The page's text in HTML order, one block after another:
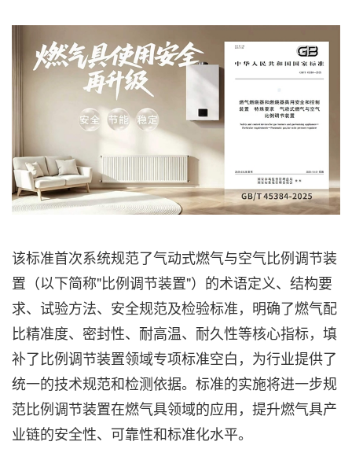
该标准首次系统规范了气动式燃气与空气比例调节装
置（以下简称"比例调节装置"）的术语定义、结构要
求、试验方法、安全规范及检验标准，明确了燃气配
比精准度、密封性、耐高温、耐久性等核心指标，填
补了比例调节装置领域专项标准空白，为行业提供了
统一的技术规范和检测依据。标准的实施将进一步规
范比例调节装置在燃气具领域的应用，提升燃气具产
业链的安全性、可靠性和标准化水平。